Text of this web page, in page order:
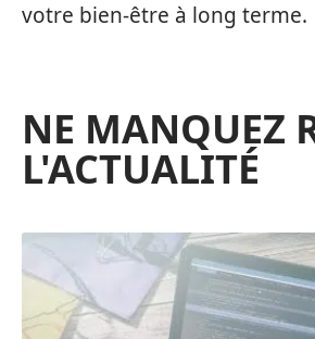
votre bien-être à long terme.
NE MANQUEZ
L'ACTUALITÉ